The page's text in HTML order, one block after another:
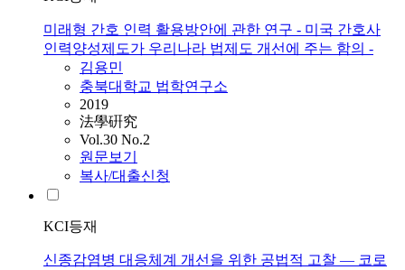
미래형 간호 인력 활용방안에 관한 연구 - 미국 간호사
인력양성제도가 우리나라 법제도 개선에 주는 함의 -
김용민
충북대학교 법학연구소
2019
法學硏究
Vol.30 No.2
원문보기
복사/대출신청
KCI등재
신종감염병 대응체계 개선을 위한 공법적 고찰 ― 코로